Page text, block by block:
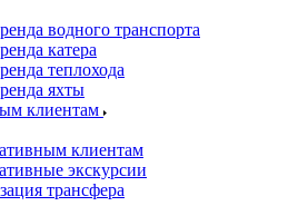
водного транспорта
катера
теплохода
яхты
клиентам
клиентам
экскурсии
трансфера